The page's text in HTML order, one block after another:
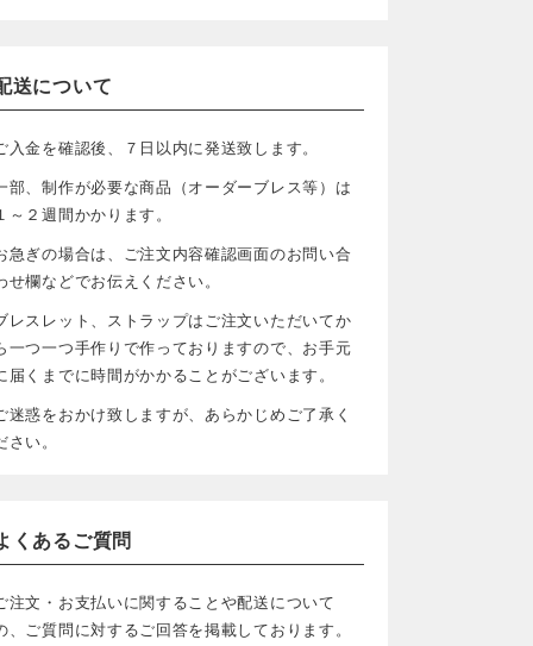
送について
入金を確認後、７日以内に発送致します。
部、制作が必要な商品（オーダーブレス等）は
～２週間かかります。
急ぎの場合は、ご注文内容確認画面のお問い合
せ欄などでお伝えください。
レスレット、ストラップはご注文いただいてか
一つ一つ手作りで作っておりますので、お手元
届くまでに時間がかかることがございます。
迷惑をおかけ致しますが、あらかじめご了承く
さい。
くあるご質問
注文・お支払いに関することや配送について
、ご質問に対するご回答を掲載しております。